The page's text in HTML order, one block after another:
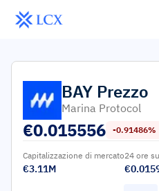
BAY Prezzo
Marina Protocol
€0.015556 -0.91486%
Capitalizzazione di mercato
€3.11M
24 ore